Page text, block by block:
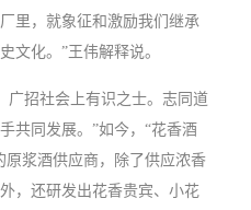
里，就象征和激励我们继承
文化。”王伟解释说。
广招社会上有识之士。志同道
共同发展。”如今，“花香酒
原浆酒供应商，除了供应浓香
，还研发出花香贵宾、小花